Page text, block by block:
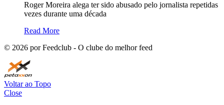
Roger Moreira alega ter sido abusado pelo jornalista repetidas
vezes durante uma década
Read More
© 2026 por Feedclub - O clube do melhor feed
Voltar ao Topo
Close